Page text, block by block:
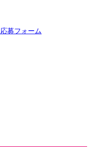
募フォーム